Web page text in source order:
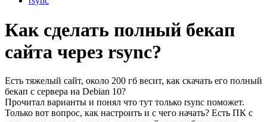
Как сделать полный бекап
сайта через rsync?
Есть тяжелый сайт, около 200 гб весит, как скачать его полный
бекап с сервера на Debian 10?
Прочитал варианты и понял что тут только rsync поможет.
Только вот вопрос, как настроить и с чего начать? Есть ПК с